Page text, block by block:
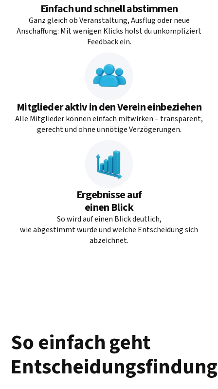
Einfach und schnell abstimmen
Ganz gleich ob Veranstaltung, Ausflug oder neue
Anschaffung: Mit wenigen Klicks holst du unkompliziert
Feedback ein.
Mitglieder aktiv in den Verein einbeziehen
Alle Mitglieder können einfach mitwirken – transparent,
gerecht und ohne unnötige Verzögerungen.
Ergebnisse auf
einen Blick
So wird auf einen Blick deutlich,
wie abgestimmt wurde und welche Entscheidung sich
abzeichnet.
So einfach geht
Entscheidungsfindung